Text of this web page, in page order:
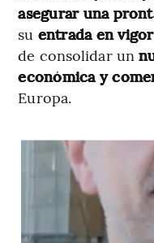
asegurar una
su entrada en
de consolidar un
económica y
Europa.